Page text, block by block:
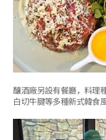
釀酒廠另設有餐廳，料理
白切牛腱等多種新式韓食